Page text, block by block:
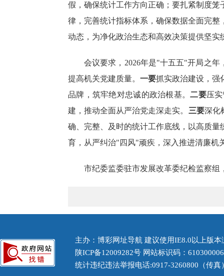
假，确保统计工作方向正确；要扎紧制度
律，完善统计指标体系，确保数据全面完
动态，为净化政治生态和高效决策提供坚实
会议要求 ， 2026年是"十五五"开局之
提高机关党建质量。 一要抓实政治建设，强
品牌，筑牢绝对忠诚的政治根基。二要压
建，推动全面从严治党走深走实。 三要深化
确、完整、及时的统计工作底线，以高质量
育，从严纠治"四风"顽疾，深入推进清廉机
市纪委监委驻市发展改革委纪检监察组
主办：博彩网址导航 建议使用IE8.0以上版
陕ICP备12009282号 网站标识码：
统计违纪违法举报电话:0917-3260800（传